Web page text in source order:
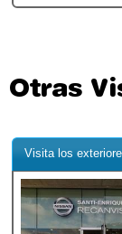
Otras
Visita los